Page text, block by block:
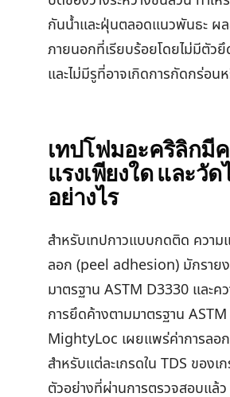
กันน้ำและฝุ่นตลอดแนวพันธะ
ภายนอกที่เรียบร้อยโดยไม่มีตัว
และไม่มีรูที่อาจเกิดการกัดกร่อน
เทปโฟมอะคริลิกมี
แรงเพียงใด และวัด
อย่างไร
สำหรับเทปกาวแบบกดติด ความ
ลอก (peel adhesion) มักราย
มาตรฐาน ASTM D3330 และค
การยึดค้างตามมาตรฐาน
MightyLoc เผยแพร่ค่าการลอ
สำหรับแต่ละเกรดใน TDS ของเ
ตัวอย่างที่ผ่านการตรวจสอบแล้ว